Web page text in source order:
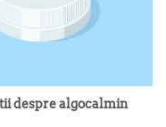
despre algocalmin